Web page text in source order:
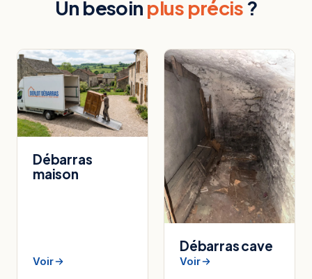
Un besoin plus précis ?
Débarras
maison
Voir
Débarras cave
Voir